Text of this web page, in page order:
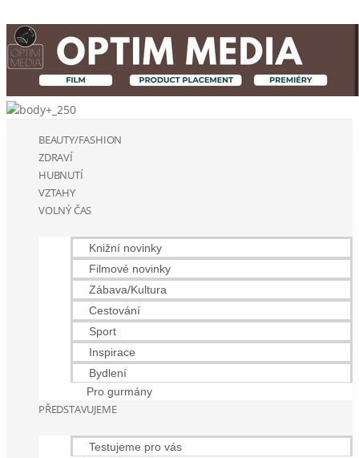
BEAUTY/FASHION
ZDRAVÍ
HUBNUTÍ
VZTAHY
VOLNÝ ČAS
Knižní novinky
Filmové novinky
Zábava/Kultura
Cestování
Sport
Inspirace
Bydlení
Pro gurmány
PŘEDSTAVUJEME
Testujeme pro vás